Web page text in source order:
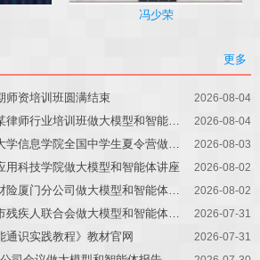
冯少荣
更多
师资培训班圆满结束 2026-08-04
林子雨老师应邀为广西某律师行业培训班做大模型和智能体讲座 2026-08-04
林子雨老师应邀为厦门大学信息学院全国中学生夏令营做大模型讲座 2026-08-03
用科技学院做大模型和智能体讲座 2026-08-02
林子雨老师应邀为人保财险厦门分公司做大模型和智能体讲座 2026-08-02
林子雨老师应邀为厦门市残疾人联合会做大模型和智能体讲座 2026-07-31
通识实践教程》教材官网 2026-07-31